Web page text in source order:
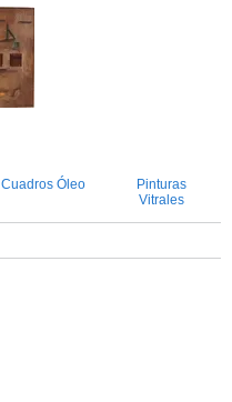
Cuadros Óleo
Pinturas
Vitrales